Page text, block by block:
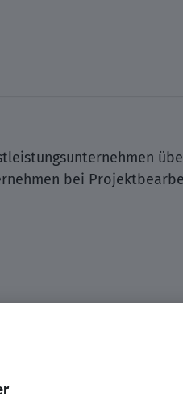
bei
sind Sie für die
tragen maßgeblich zur